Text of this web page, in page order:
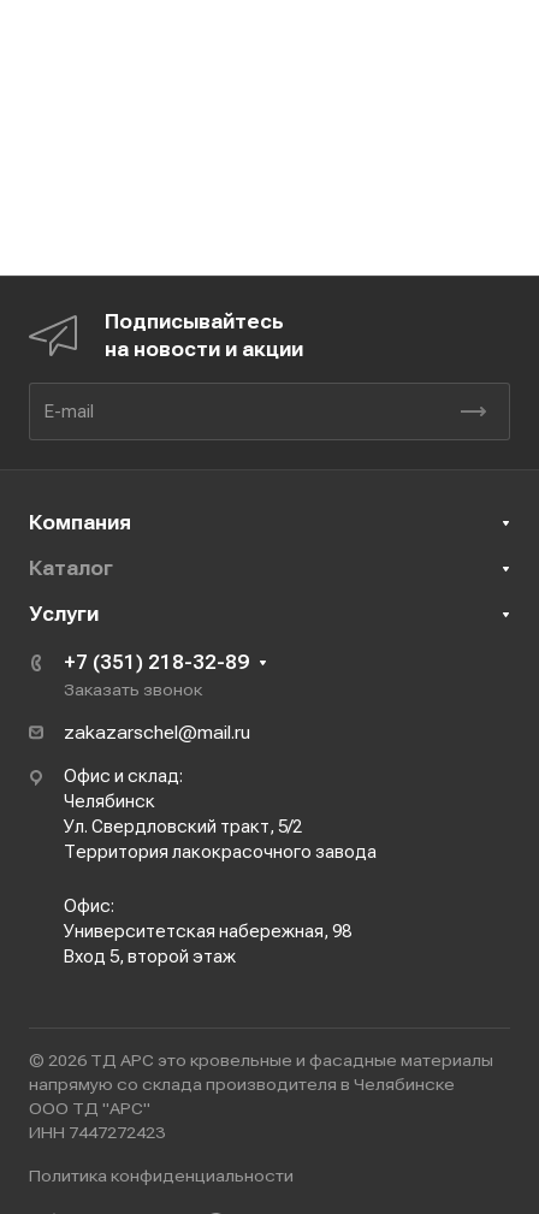
Подписывайтесь
на новости и акции
Компания
Каталог
Услуги
+7 (351) 218-32-89
Заказать звонок
zakazarschel@mail.ru
Офис и склад:
Челябинск
Ул. Свердловский тракт, 5/2
Территория лакокрасочного завода
Офис:
Университетская набережная, 98
Вход 5, второй этаж
© 2026 ТД АРС это кровельные и фасадные материалы
напрямую со склада производителя в Челябинске
ООО ТД "АРС"
ИНН 7447272423
Политика конфиденциальности